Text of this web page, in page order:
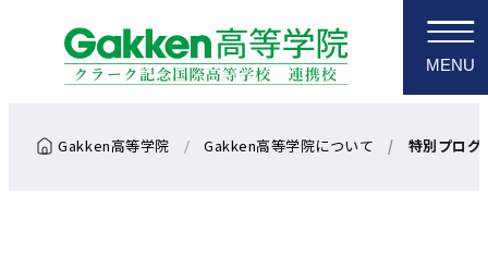
MENU
Gakken高等学院について 特別プログ